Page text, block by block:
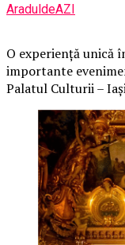
AraduldeAZI
O experiență unică
importante
Palatul Culturii –